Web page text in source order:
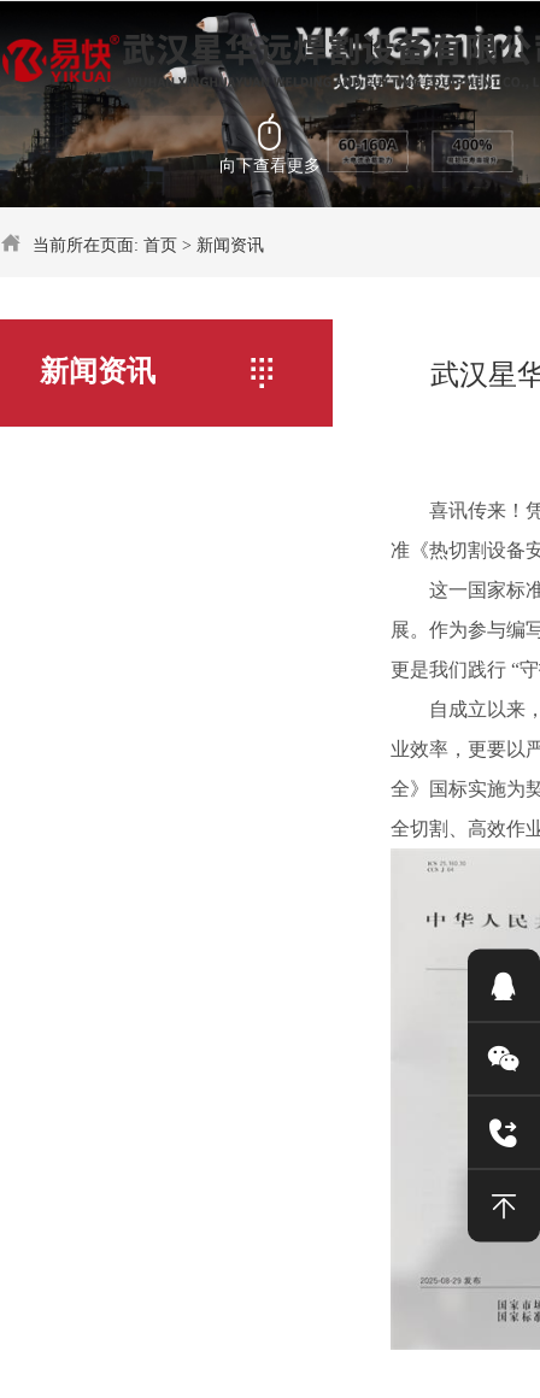
向下查看更多
当前所在页面: 首页 > 新闻资讯
新闻资讯 武汉星
喜讯传来！
准《热切割设备
这一国家标
展。作为参与编
更是我们践行 “
自成立以来
业效率，更要以
全》国标实施为
全切割、高效作